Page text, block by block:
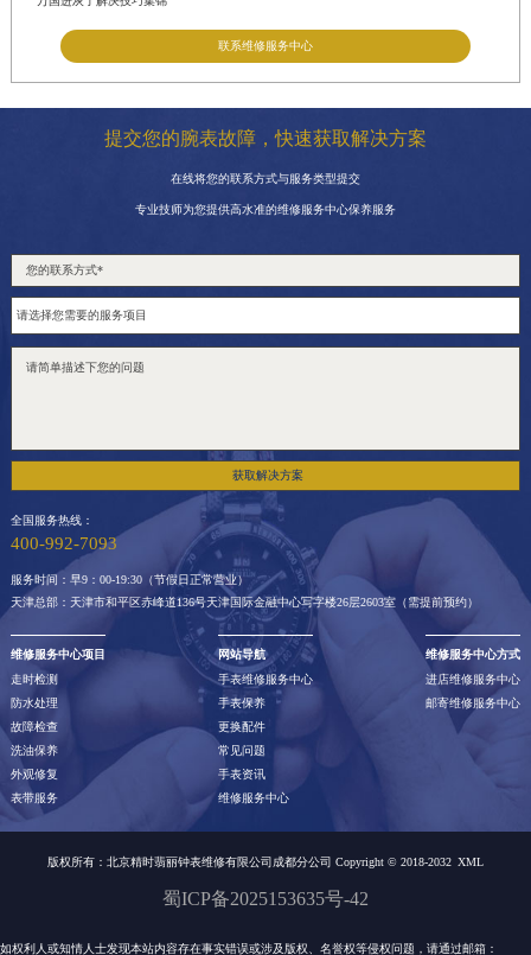
联系维修服务中心
提交您的腕表故障，快速获取解决方案
在线将您的联系方式与服务类型提交
专业技师为您提供高水准的维修服务中心保养服务
获取解决方案
全国服务热线：
400-992-7093
服务时间：早9：00-19:30（节假日正常营业）
天津总部：天津市和平区赤峰道136号天津国际金融中心写字楼26层2603室（需提前预约）
维修服务中心项目
走时检测
防水处理
故障检查
洗油保养
外观修复
表带服务
网站导航
手表维修服务中心
手表保养
更换配件
常见问题
手表资讯
维修服务中心
维修服务中心方式
进店维修服务中心
邮寄维修服务中心
版权所有：北京精时翡丽钟表维修有限公司成都分公司 Copyright © 2018-2032 XML
蜀ICP备2025153635号-42
如权利人或知情人士发现本站内容存在事实错误或涉及版权、名誉权等侵权问题，请通过邮箱：